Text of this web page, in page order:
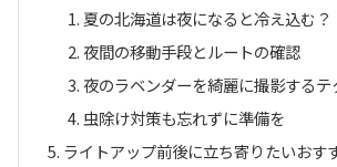
夏の北海道は夜になると冷え込む？
夜間の移動手段とルートの確認
夜のラベンダーを綺麗に撮影するテ
虫除け対策も忘れずに準備を
ライトアップ前後に立ち寄りたいおす